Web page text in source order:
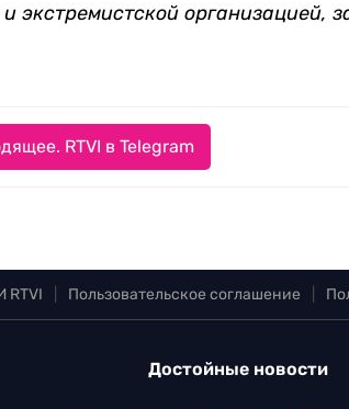
экстремистской организацией,
RTVI в Telegram
RTVI Пользовательское соглашение
Достойные новости